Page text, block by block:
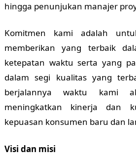
hingga penunjukan manajer
Komitmen kami adalah
memberikan yang terbaik
ketepatan waktu serta yang
dalam segi kualitas yang
berjalannya waktu kami
meningkatkan kinerja dan
kepuasan konsumen baru dan
Visi dan misi